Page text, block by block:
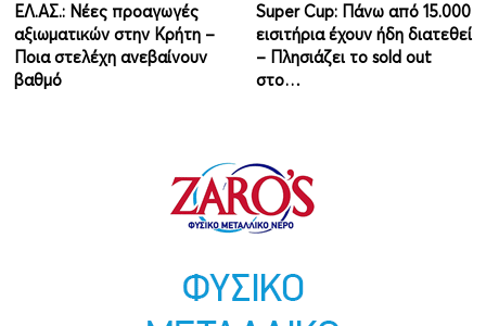
ΕΛ.ΑΣ.: Νέες προαγωγές
αξιωματικών στην Κρήτη –
Ποια στελέχη ανεβαίνουν
βαθμό
Super Cup: Πάνω από 15.000
εισιτήρια έχουν ήδη διατεθεί
– Πλησιάζει το sold out
στο…